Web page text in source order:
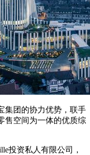
集团的协力优势，联手
售空间为一体的优质综
投资私人有限公司，